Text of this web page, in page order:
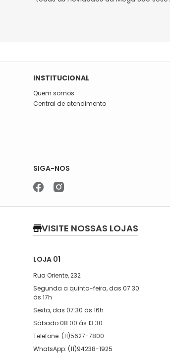
INSTITUCIONAL
Quem somos
Central de atendimento
SIGA-NOS
VISITE NOSSAS LOJAS
LOJA 01
Rua Oriente, 232
Segunda a quinta-feira, das 07:30
às 17h
Sexta, das 07:30 às 16h
Sábado 08:00 ás 13:30
Telefone: (11)5627-7800
WhatsApp: (11)94238-1925